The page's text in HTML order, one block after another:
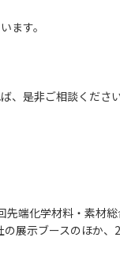
ます。
是非ご相談ください
端化学材料・素材
展示ブースのほか